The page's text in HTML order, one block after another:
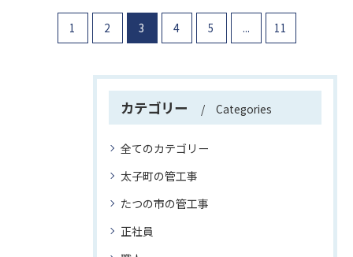
1 2 3 4 5 ... 11
カテゴリー Categories
全てのカテゴリー
太子町の管工事
たつの市の管工事
正社員